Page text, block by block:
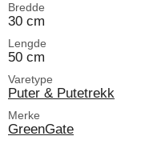
Bredde
30 cm
Lengde
50 cm
Varetype
Puter & Putetrekk
Merke
GreenGate